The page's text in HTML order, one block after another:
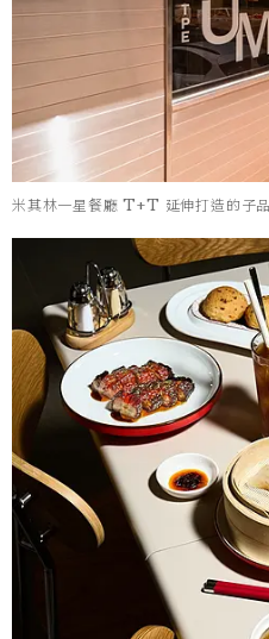
米其林一星餐廳 T+T 延伸打造的